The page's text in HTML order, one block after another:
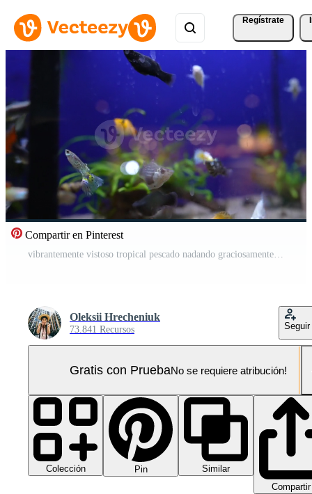
Regístrate
Compartir en Pinterest
vibrantemente vistoso tropical pescado nadando graciosamente en un hermosa acuario lleno de vida Vídeo Pro
Oleksii Hrecheniuk
73.841 Recursos Seguir
Gratis con PruebaNo se requiere atribución!
Colección Pin
Similar
Compartir